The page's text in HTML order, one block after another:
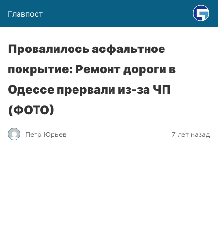
Главпост
Провалилось асфальтное
покрытие: Ремонт дороги в
Одессе прервали из-за ЧП
(ФОТО)
Петр Юрьев 7 лет назад